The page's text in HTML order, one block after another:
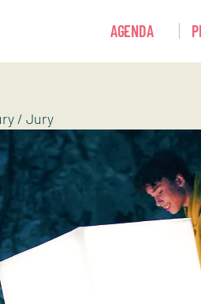
artistique
AGENDA
/ Jury